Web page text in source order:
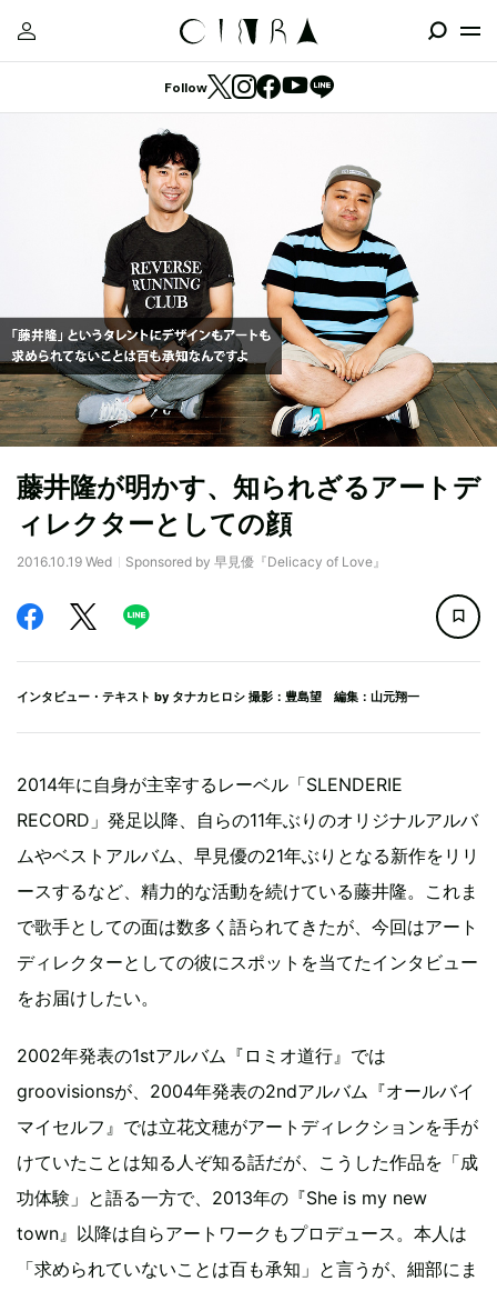
Follow
藤井隆が明かす、知られざるアートデ
ィレクターとしての顔
2016.10.19 Wed Sponsored by 早見優『Delicacy of Love』
インタビュー・テキスト by タナカヒロシ 撮影：豊島望 編集：山元翔一
2014年に自身が主宰するレーベル「SLENDERIE
RECORD」発足以降、自らの11年ぶりのオリジナルアルバ
ムやベストアルバム、早見優の21年ぶりとなる新作をリリ
ースするなど、精力的な活動を続けている藤井隆。これま
で歌手としての面は数多く語られてきたが、今回はアート
ディレクターとしての彼にスポットを当てたインタビュー
をお届けしたい。
2002年発表の1stアルバム『ロミオ道行』では
groovisionsが、2004年発表の2ndアルバム『オールバイ
マイセルフ』では立花文穂がアートディレクションを手が
けていたことは知る人ぞ知る話だが、こうした作品を「成
功体験」と語る一方で、2013年の『She is my new
town』以降は自らアートワークもプロデュース。本人は
「求められていないことは百も承知」と言うが、細部にま